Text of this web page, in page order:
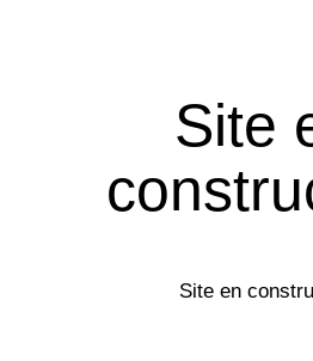
Site
Site en